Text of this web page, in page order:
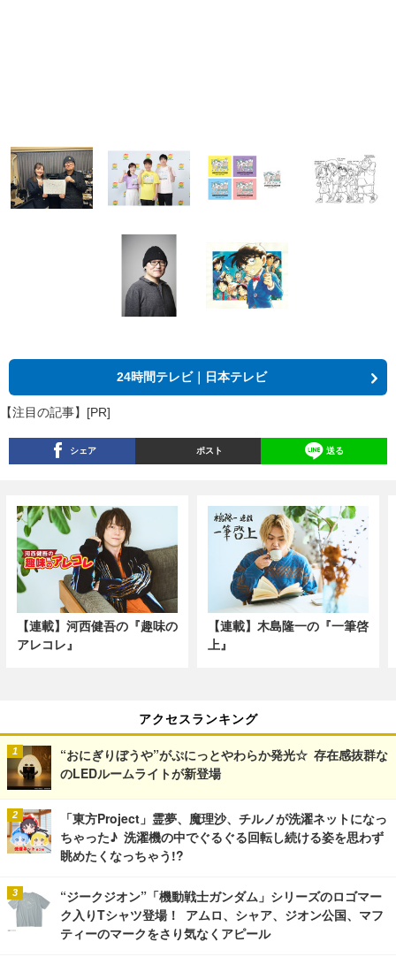
24時間テレビ｜日本テレビ
【注目の記事】[PR]
シェア ポスト 送る
【連載】河西健吾の『趣味の
アレコレ』
【連載】木島隆一の『一筆啓
上』
アクセスランキング
“おにぎりぼうや”がぷにっとやわらか発光☆ 存在感抜群な
のLEDルームライトが新登場
「東方Project」霊夢、魔理沙、チルノが洗濯ネットになっ
ちゃった♪ 洗濯機の中でぐるぐる回転し続ける姿を思わず
眺めたくなっちゃう!?
“ジークジオン”「機動戦士ガンダム」シリーズのロゴマー
ク入りTシャツ登場！ アムロ、シャア、ジオン公国、マフ
ティーのマークをさり気なくアピール